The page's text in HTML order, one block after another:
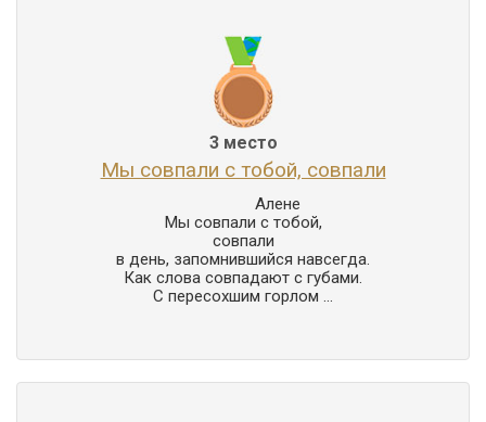
3 место
Мы совпали с тобой, совпали
Мы совпали с тобой,
совпали
в день, запомнившийся навсегда.
Как слова совпадают с губами.
С пересохшим горлом ...